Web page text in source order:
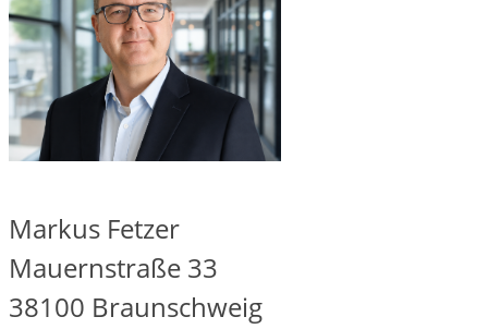
Markus Fetzer
Mauernstraße 33
38100 Braunschweig